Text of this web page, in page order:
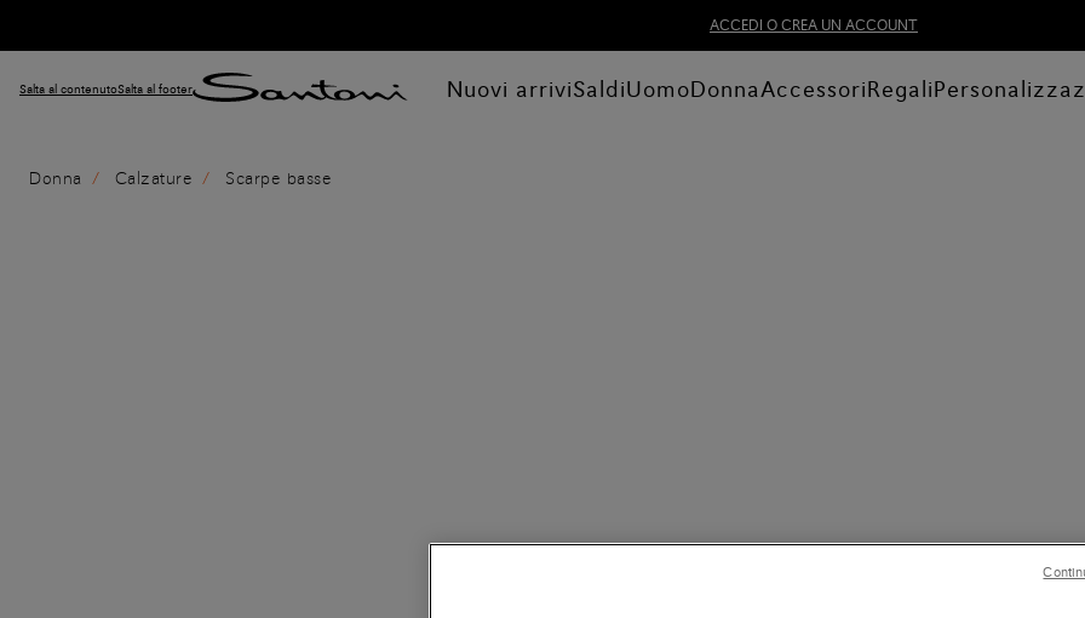
ACCEDI O CREA UN ACCOUNT
Salta al contenutoSalta al footer Nuovi arriviSaldiUomoDonnaAccessoriRegali
Donna Calzature Scarpe basse